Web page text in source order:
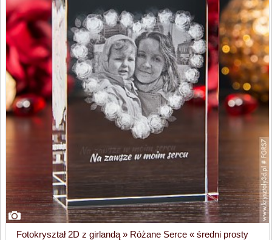
Fotokryształ 2D z girlandą » Różane Serce « średni prosty